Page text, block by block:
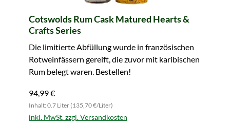
Cotswolds Rum Cask Matured Hearts &
Crafts Series
Die limitierte Abfüllung wurde in französischen
Rotweinfässern gereift, die zuvor mit karibischen
Rum belegt waren. Bestellen!
94,99 €
Inhalt: 0.7 Liter (135,70 €/Liter)
inkl. MwSt. zzgl. Versandkosten